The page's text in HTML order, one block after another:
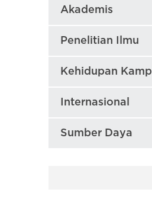
Akademis
Penelitian Ilmu
Kehidupan
Internasional
Sumber Daya